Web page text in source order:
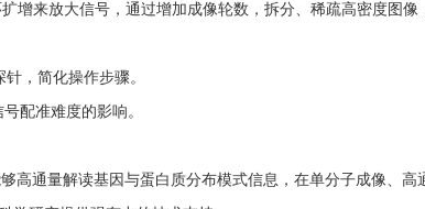
扩增来放大信号，通过增加成像轮数，拆分、稀疏高密度图像
，简化操作步骤。
配准难度的影响。
高通量解读基因与蛋白质分布模式信息 ， 在单分子成像、高